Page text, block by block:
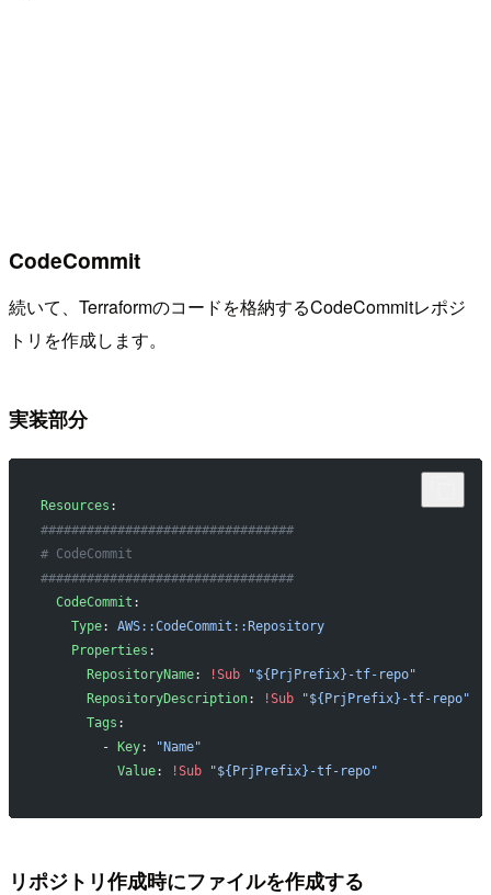
CodeCommit
続いて、Terraformのコードを格納するCodeCommitレポジ
トリを作成します。
実装部分
Resources :
#################################
# CodeCommit
#################################
  CodeCommit
:
    Type
: AWS::CodeCommit::Repository
    Properties
:
      RepositoryName
: !Sub "${PrjPrefix}-tf-repo"
      RepositoryDescription
: !Sub "${PrjPrefix}-tf-repo"
      Tags
:
        -
Key:
"Name"
          Value
: !Sub "${PrjPrefix}-tf-repo"
リポジトリ作成時にファイルを作成する